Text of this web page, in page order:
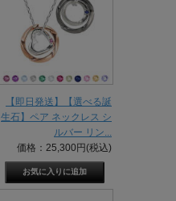
【即日発送】【選べる誕
生石】ペア ネックレス シ
ルバー リン...
価格：25,300円(税込)